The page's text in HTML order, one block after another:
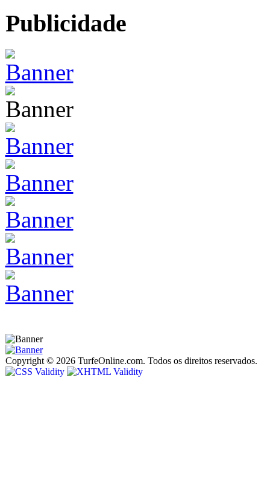
Publicidade
Copyright © 2026 TurfeOnline.com. Todos os direitos reservados.